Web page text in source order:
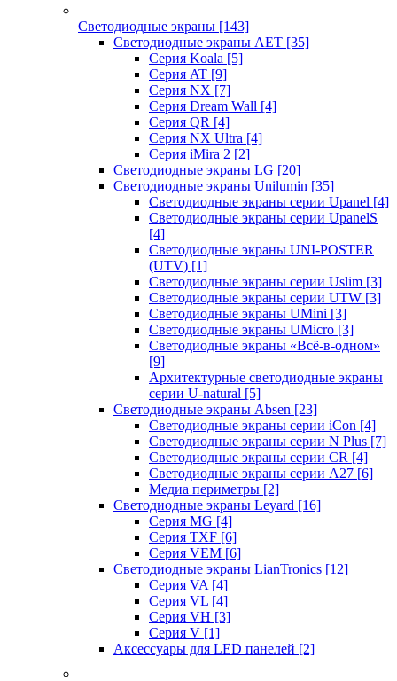
Светодиодные экраны [143]
Светодиодные экраны AET [35]
Cерия Koala [5]
Серия AT [9]
Серия NX [7]
Серия Dream Wall [4]
Серия QR [4]
Серия NX Ultra [4]
Серия iMira 2 [2]
Светодиодные экраны LG [20]
Светодиодные экраны Unilumin [35]
Светодиодные экраны серии Upanel [4]
Светодиодные экраны серии UpanelS
[4]
Светодиодные экраны UNI-POSTER
(UTV) [1]
Светодиодные экраны серии Uslim [3]
Светодиодные экраны серии UTW [3]
Светодиодные экраны UMini [3]
Светодиодные экраны UMicro [3]
Светодиодные экраны «Всё-в-одном»
[9]
Архитектурные светодиодные экраны
серии U-natural [5]
Светодиодные экраны Absen [23]
Светодиодные экраны серии iCon [4]
Светодиодные экраны серии N Plus [7]
Светодиодные экраны серии CR [4]
Светодиодные экраны серии А27 [6]
Медиа периметры [2]
Светодиодные экраны Leyard [16]
Серия MG [4]
Серия TXF [6]
Серия VEM [6]
Светодиодные экраны LianTronics [12]
Серия VA [4]
Серия VL [4]
Серия VH [3]
Серия V [1]
Аксессуары для LED панелей [2]